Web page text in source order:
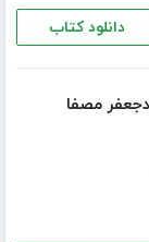
دانلود کتاب
مصفا